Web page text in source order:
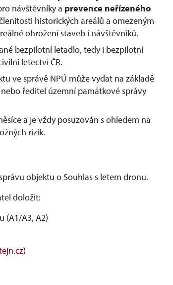
návštěvníky a prevence neřízeného
historických areálů a omezeným
ohrožení staveb i návštěvníků.
bezpilotní letadlo, tedy i bezpilotní
letectví ČR.
ve správě NPÚ může vydat na základě
ředitel územní památkové správy
a je vždy posuzován s ohledem na
rizik.
objektu o Souhlas s letem dronu.
doložit:
(A1/A3, A2)
)